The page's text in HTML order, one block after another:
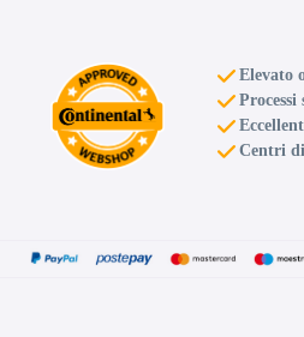
Elevato
Centri